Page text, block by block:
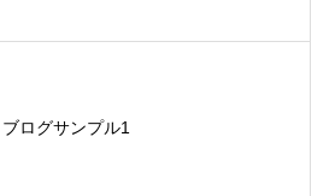
ブログサンプル1